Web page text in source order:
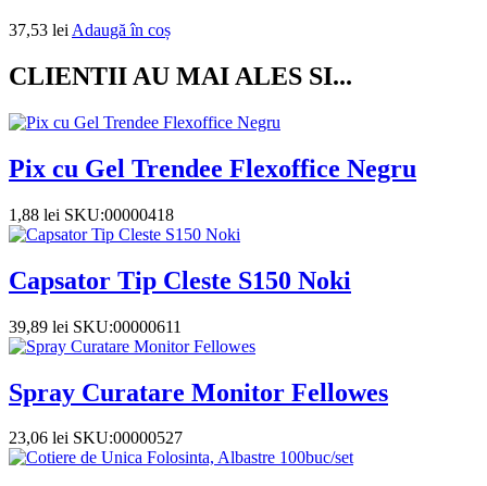
37,53 lei Adaugă în coș
CLIENTII AU MAI ALES SI...
Pix cu Gel Trendee Flexoffice Negru
1,88 lei SKU:00000418
Capsator Tip Cleste S150 Noki
39,89 lei SKU:00000611
Spray Curatare Monitor Fellowes
23,06 lei SKU:00000527